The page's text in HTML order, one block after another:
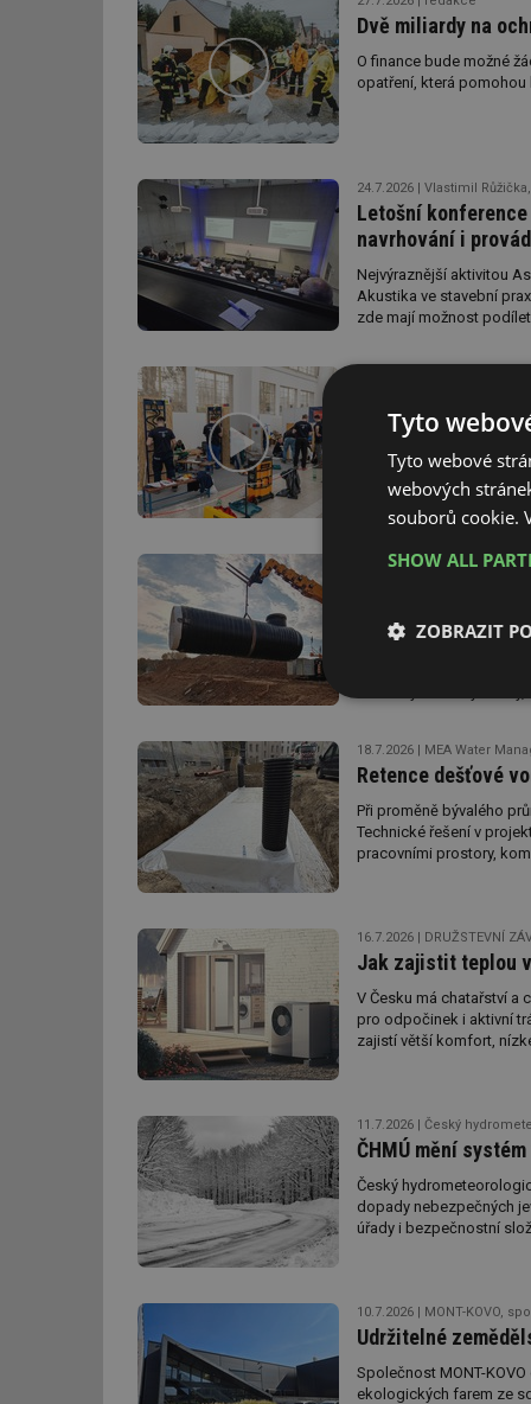
Dvě miliardy na
O finance bude možné
opatření, která pomohou
24.7.2026 Vlastimil
Letošní
navrhování i
Nejvýraznější aktivitou
Akustika ve stavební
zde mají možnost
Akustika ve stavební
Jak podpořit řemeslo?
a ukázat jim zájem nás
22.7.2026 Pipelife Czech
Rostoucí intenzita
18.7.2026 MEA Water
Retence dešťové
Při proměně bývalého
Technické řešení v
pracovními prostory,
16.7.2026 DRUŽSTEVNÍ
Jak zajistit teplou
V Česku má chatařství a
pro odpočinek i aktivní
zajistí větší komfort,
jsou pro rekreační
bytech, kde majitelé
11.7.2026 Český
ČHMÚ mění
Český
dopady nebezpečných
úřady i bezpečnostní
10.7.2026 MONT-KOVO,
Udržitelné
Společnost MONT-
ekologických farem ze
Tyto
Tyto webové
webových
souborů cookie.
SHOW ALL
ZOBRAZIT
Nezbytně
Nezbytně nutné
stránky nelze bez
Název
g_state
id
mv